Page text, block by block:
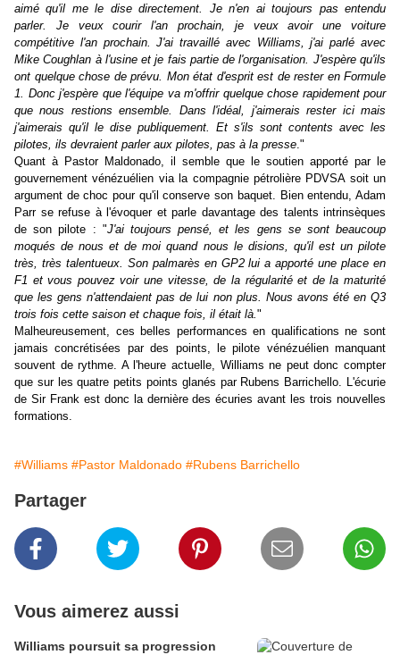
aimé qu'il me le dise directement. Je n'en ai toujours pas entendu
parler. Je veux courir l'an prochain, je veux avoir une voiture
compétitive l'an prochain. J'ai travaillé avec Williams, j'ai parlé avec
Mike Coughlan à l'usine et je fais partie de l'organisation. J'espère qu'ils
ont quelque chose de prévu. Mon état d'esprit est de rester en Formule
1. Donc j'espère que l'équipe va m'offrir quelque chose rapidement pour
que nous restions ensemble. Dans l'idéal, j'aimerais rester ici mais
j'aimerais qu'il le dise publiquement. Et s'ils sont contents avec les
pilotes, ils devraient parler aux pilotes, pas à la presse."
Quant à Pastor Maldonado, il semble que le soutien apporté par le
gouvernement vénézuélien via la compagnie pétrolière PDVSA soit un
argument de choc pour qu'il conserve son baquet. Bien entendu, Adam
Parr se refuse à l'évoquer et parle davantage des talents intrinsèques
de son pilote : "J'ai toujours pensé, et les gens se sont beaucoup
moqués de nous et de moi quand nous le disions, qu'il est un pilote
très, très talentueux. Son palmarès en GP2 lui a apporté une place en
F1 et vous pouvez voir une vitesse, de la régularité et de la maturité
que les gens n'attendaient pas de lui non plus. Nous avons été en Q3
trois fois cette saison et chaque fois, il était là."
Malheureusement, ces belles performances en qualifications ne sont
jamais concrétisées par des points, le pilote vénézuélien manquant
souvent de rythme. A l'heure actuelle, Williams ne peut donc compter
que sur les quatre petits points glanés par Rubens Barrichello. L'écurie
de Sir Frank est donc la dernière des écuries avant les trois nouvelles
formations.
#Williams #Pastor Maldonado #Rubens Barrichello
Partager
Vous aimerez aussi
Williams poursuit sa progression